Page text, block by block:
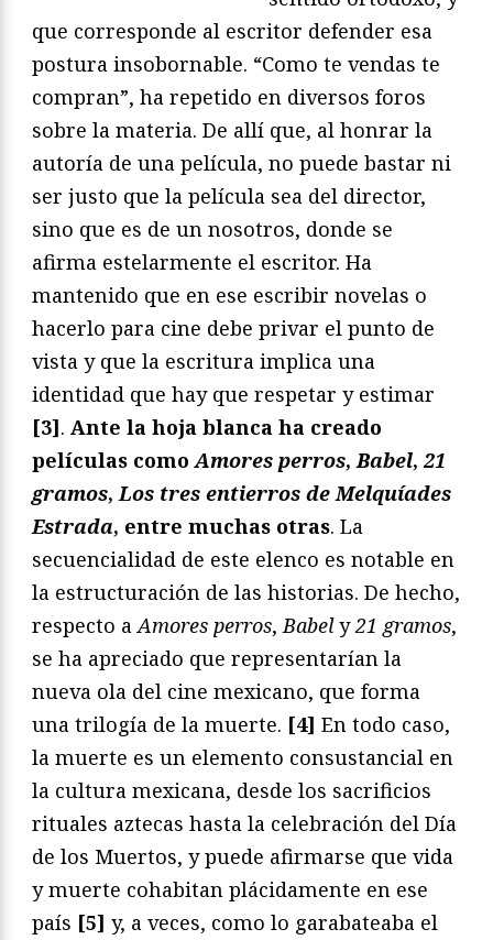
que corresponde al escritor defender esa
postura insobornable. “Como te vendas te
compran”, ha repetido en diversos foros
sobre la materia. De allí que, al honrar la
autoría de una película, no puede bastar ni
ser justo que la película sea del director,
sino que es de un nosotros, donde se
afirma estelarmente el escritor. Ha
mantenido que en ese escribir novelas o
hacerlo para cine debe privar el punto de
vista y que la escritura implica una
identidad que hay que respetar y estimar
[3]. Ante la hoja blanca ha creado
películas comoAmores perros, Babel, 21
gramos, Los tres entierros de Melquíades
Estrada, entre muchas otras. La
secuencialidad de este elenco es notable en
la estructuración de las historias. De hecho,
respecto a Amores perros, Babely21 gramos,
se ha apreciado que representarían la
nueva ola del cine mexicano, que forma
una trilogía de la muerte. [4] En todo caso,
la muerte es un elemento consustancial en
la cultura mexicana, desde los sacrificios
rituales aztecas hasta la celebración del Día
de los Muertos, y puede afirmarse que vida
y muerte cohabitan plácidamente en ese
país [5] y, a veces, como lo garabateaba el